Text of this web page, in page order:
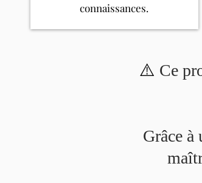
connaissances.
⚠️ Ce
Grâce à